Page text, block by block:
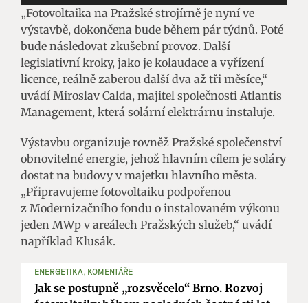
„Fotovoltaika na Pražské strojírně je nyní ve
výstavbě, dokončena bude během pár týdnů. Poté
bude následovat zkušební provoz. Další
legislativní kroky, jako je kolaudace a vyřízení
licence, reálně zaberou další dva až tři měsíce,“
uvádí Miroslav Calda, majitel společnosti Atlantis
Management, která solární elektrárnu instaluje.
Výstavbu organizuje rovněž Pražské společenství
obnovitelné energie, jehož hlavním cílem je soláry
dostat na budovy v majetku hlavního města.
„Připravujeme fotovoltaiku podpořenou
z Modernizačního fondu o instalovaném výkonu
jeden MWp v areálech Pražských služeb,“ uvádí
například Klusák.
ENERGETIKA, KOMENTÁŘE
Jak se postupně „rozsvěcelo“ Brno. Rozvoj